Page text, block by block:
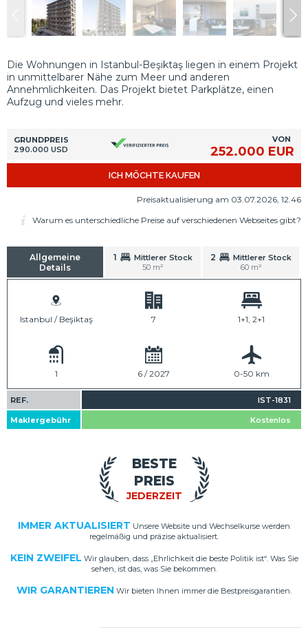
Die Wohnungen in Istanbul-Beşiktaş liegen in einem Projekt
in unmittelbarer Nähe zum Meer und anderen
Annehmlichkeiten. Das Projekt bietet Parkplätze, einen
Aufzug und vieles mehr.
GRUNDPREIS
290.000 USD
VON
252.000 EUR
ICH MÖCHTE KAUFEN
Preisaktualisierung am 03.07.2026, 12.46
Warum es unterschiedliche Preise auf verschiedenen Webseites gibt?
Allgemeine
Details
1
Mittlerer Stock
50 m²
2
Mittlerer Stock
60 m²
Istanbul / Beşiktaş 7 1+1, 2+1
1 6 / 2027 0-50 km
REF. IST-1831
Maklergebühr Kostenlos
JEDERZEIT
BESTE
PREIS
IMMER AKTUALISIERT Unsere Website und Wechselkurse werden
regelmäßig und präzise aktualisiert.
KEIN ZWEIFEL Wir glauben, dass „Ehrlichkeit die beste Politik ist“. Was Sie
sehen, ist das, was Sie bekommen.
WIR GARANTIEREN Wir bieten Ihnen immer die Bestpreisgarantien.